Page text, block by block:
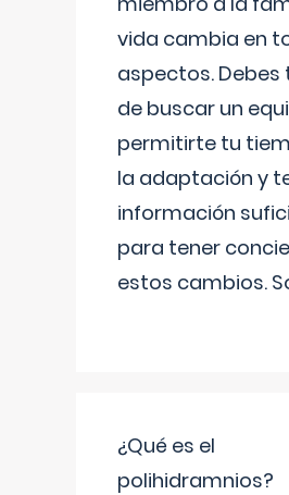
vida cambia en
aspectos.
de buscar un
permitirte tu
la adaptación y
información
para tener
estos cambios.
¿Qué es el
polihidramnios?